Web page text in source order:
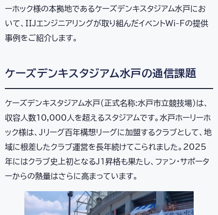
ーホック様の本拠地であるケーズデンキスタジアム水戸にお
いて、IIJエンジニアリングが取り組んだイベントWi-Fの提供
事例をご紹介します。
ケーズデンキスタジアム水戸の通信課題
ケーズデンキスタジアム水戸(正式名称:水戸市立競技場)は、
収容人数10,000人を超えるスタジアムです。水戸ホーリーホ
ック様は、Jリーグ百年構想リーグに加盟するクラブとして、地
域に根差したクラブ運営を長年続けてこられました。2025
年にはクラブ史上初となるJ1昇格も果たし、ファン・サポータ
ーからの熱量はさらに高まっています。